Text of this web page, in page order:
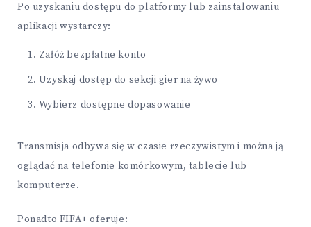
Po uzyskaniu dostępu do platformy lub zainstalowaniu
aplikacji wystarczy:
Załóż bezpłatne konto
Uzyskaj dostęp do sekcji gier na żywo
Wybierz dostępne dopasowanie
Transmisja odbywa się w czasie rzeczywistym i można ją
oglądać na telefonie komórkowym, tablecie lub
komputerze.
Ponadto FIFA+ oferuje: